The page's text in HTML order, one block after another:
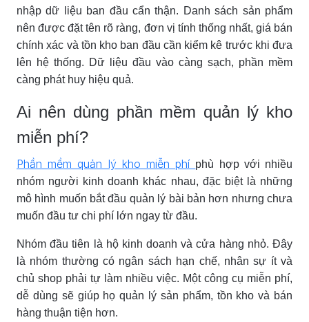
nhập dữ liệu ban đầu cẩn thận. Danh sách sản phẩm
nên được đặt tên rõ ràng, đơn vị tính thống nhất, giá bán
chính xác và tồn kho ban đầu cần kiểm kê trước khi đưa
lên hệ thống. Dữ liệu đầu vào càng sạch, phần mềm
càng phát huy hiệu quả.
Ai nên dùng phần mềm quản lý kho
miễn phí?
Phần mềm quản lý kho miễn phí phù hợp với nhiều
nhóm người kinh doanh khác nhau, đặc biệt là những
mô hình muốn bắt đầu quản lý bài bản hơn nhưng chưa
muốn đầu tư chi phí lớn ngay từ đầu.
Nhóm đầu tiên là hộ kinh doanh và cửa hàng nhỏ. Đây
là nhóm thường có ngân sách hạn chế, nhân sự ít và
chủ shop phải tự làm nhiều việc. Một công cụ miễn phí,
dễ dùng sẽ giúp họ quản lý sản phẩm, tồn kho và bán
hàng thuận tiện hơn.